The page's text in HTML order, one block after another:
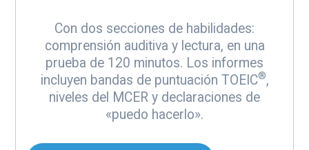
Con dos secciones de habilidades:
comprensión auditiva y lectura, en una
prueba de 120 minutos. Los informes
incluyen bandas de puntuación TOEIC®,
niveles del MCER y declaraciones de
«puedo hacerlo».